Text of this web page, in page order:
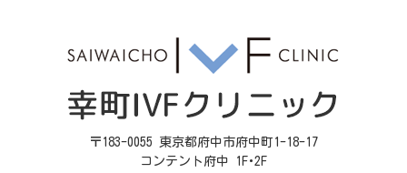
〒183-0055 東京都府中市府中町1-18-17
コンテント府中 1F･2F